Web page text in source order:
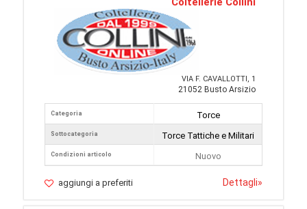
VIA F. CAVALLOTTI, 1
21052 Busto Arsizio
Categoria
Sottocategoria
Condizioni articolo
Torce
Torce Tattiche e Militari
Nuovo
aggiungi a preferiti Dettagli»